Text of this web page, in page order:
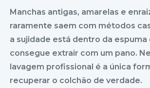
Manchas antigas, amarelas e
raramente saem com métodos
a sujidade está dentro da espuma
consegue extrair com um pano.
lavagem profissional é a única
recuperar o colchão de verdade.